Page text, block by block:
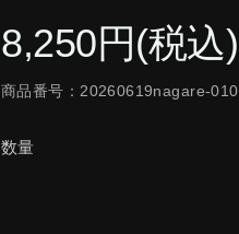
8,250円(税込)
商品番号：20260619nagare-010
数量